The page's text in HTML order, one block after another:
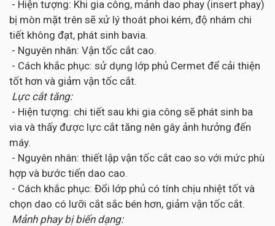
- Hiện tượng: Khi gia công, mảnh dao phay (insert phay)
bị mòn mặt trên sẽ xử lý thoát phoi kém, độ nhám chi
tiết không đạt, phát sinh bavia.
- Nguyên nhân: Vận tốc cắt cao.
- Cách khắc phục: sử dụng lớp phủ Cermet để cải thiện
tốt hơn và giảm vận tốc cắt.
Lực cắt tăng:
- Hiện tượng: chi tiết sau khi gia công sẽ phát sinh ba
via và thấy được lực cắt tăng nên gây ảnh hưởng đến
máy.
- Nguyên nhân: thiết lập vận tốc cắt cao so với mức phù
hợp và bước tiến dao cao.
- Cách khắc phục: Đổi lớp phủ có tính chịu nhiệt tốt và
chọn dao có lưỡi cắt sắc bén hơn, giảm vận tốc cắt.
Mảnh phay bị biến dạng: